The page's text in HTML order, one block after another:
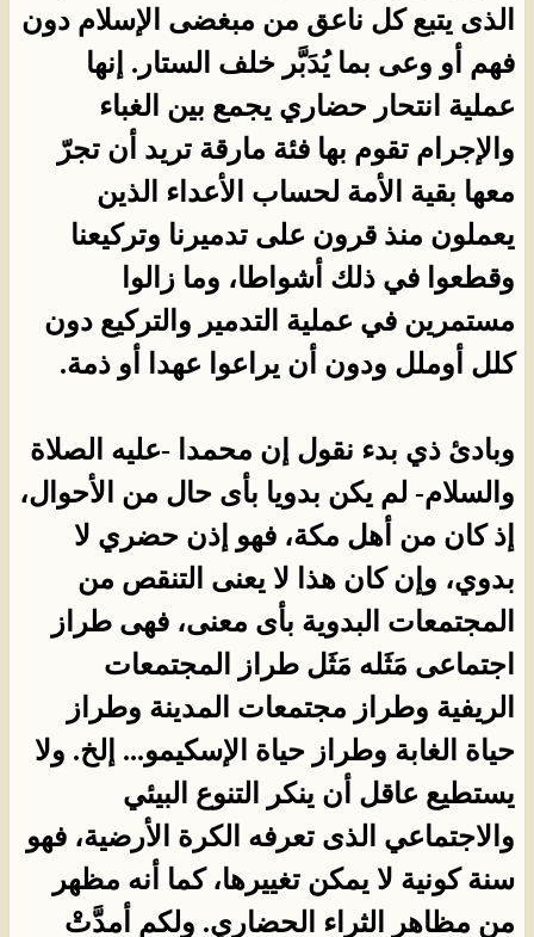
الذى يتبع كل ناعق من مبغضى الإسلام دون
فهم أو وعى بما يُدَبَّر خلف الستار. إنها
عملية انتحار حضاري يجمع بين الغباء
والإجرام تقوم بها فئة مارقة تريد أن تجرّ
معها بقية الأمة لحساب الأعداء الذين
يعملون منذ قرون على تدميرنا وتركيعنا
وقطعوا في ذلك أشواطا، وما زالوا
مستمرين في عملية التدمير والتركيع دون
كلل أوملل ودون أن يراعوا عهدا أو ذمة.
وبادئ ذي بدء نقول إن محمدا -عليه الصلاة
والسلام- لم يكن بدويا بأى حال من الأحوال،
إذ كان من أهل مكة، فهو إذن حضري لا
بدوي، وإن كان هذا لا يعنى التنقص من
المجتمعات البدوية بأى معنى، فهى طراز
اجتماعى مَثَله مَثَل طراز المجتمعات
الريفية وطراز مجتمعات المدينة وطراز
حياة الغابة وطراز حياة الإسكيمو... إلخ. ولا
يستطيع عاقل أن ينكر التنوع البيئي
والاجتماعي الذى تعرفه الكرة الأرضية، فهو
سنة كونية لا يمكن تغييرها، كما أنه مظهر
من مظاهر الثراء الحضاري. ولكم أمدَّتْ